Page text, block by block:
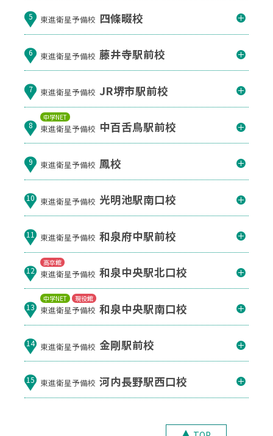
5 東進衛星予備校 四條畷校
6 東進衛星予備校 藤井寺駅前校
7 東進衛星予備校 JR堺市駅前校
中学NET
8 東進衛星予備校 中百舌鳥駅前校
9 東進衛星予備校 鳳校
10 東進衛星予備校 光明池駅南口校
11 東進衛星予備校 和泉府中駅前校
高卒館
12 東進衛星予備校 和泉中央駅北口校
中学NET 現役館
13 東進衛星予備校 和泉中央駅南口校
14 東進衛星予備校 金剛駅前校
15 東進衛星予備校 河内長野駅西口校